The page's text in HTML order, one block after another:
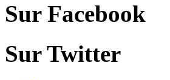
Sur Facebook
Sur Twitter